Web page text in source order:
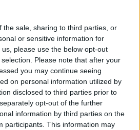
the sale, sharing to third parties, or
or sensitive information for
please use the below opt-out
Please note that after your
you may continue seeing
on personal information utilized by
disclosed to third parties prior to
opt-out of the further
information by third parties on the
participants. This information may
Στο μενού θα βρείτε αρκετές
φτιαγμένο με παλαιωμένα
7 Años & Havana Club
Mojito με Havana Club Añejo 3
με Malfy Gin και το Paloma
που φέρει ένα όνομα υπόσχεση
που έρχονται. Και επειδή οι
must στα TGI FRIDAYS™, η